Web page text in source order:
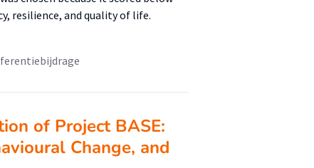
resilience, and quality of life.
of Project BASE:
Change, and